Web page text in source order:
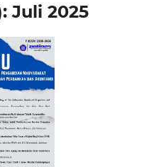
Juli 2025